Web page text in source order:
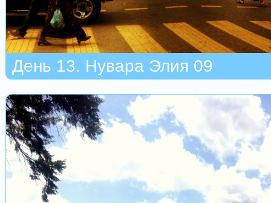
День 13. Нувара Элия 09